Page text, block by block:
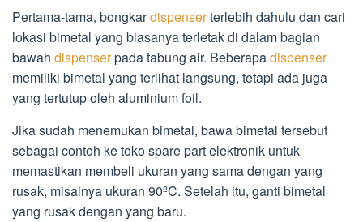
Pertama-tama, bongkardispenserterlebih dahulu dan cari
lokasi bimetal yang biasanya terletak di dalam bagian
bawah dispenserpada tabung air. Beberapadispenser
memiliki bimetal yang terlihat langsung, tetapi ada juga
yang tertutup oleh aluminium foil.
Jika sudah menemukan bimetal, bawa bimetal tersebut
sebagai contoh ke toko spare part elektronik untuk
memastikan membeli ukuran yang sama dengan yang
rusak, misalnya ukuran 90ºC. Setelah itu, ganti bimetal
yang rusak dengan yang baru.